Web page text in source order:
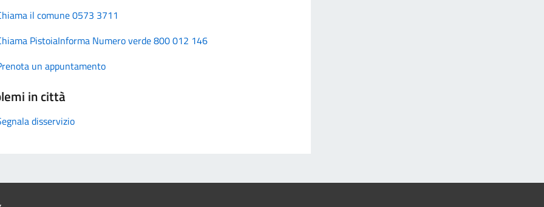
il comune 0573 3711
PistoiaInforma Numero verde 800 012 146
un appuntamento
in città
disservizio